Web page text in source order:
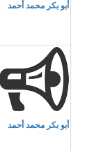
أبو بكر محمد أحمد
أبو بكر محمد أحمد